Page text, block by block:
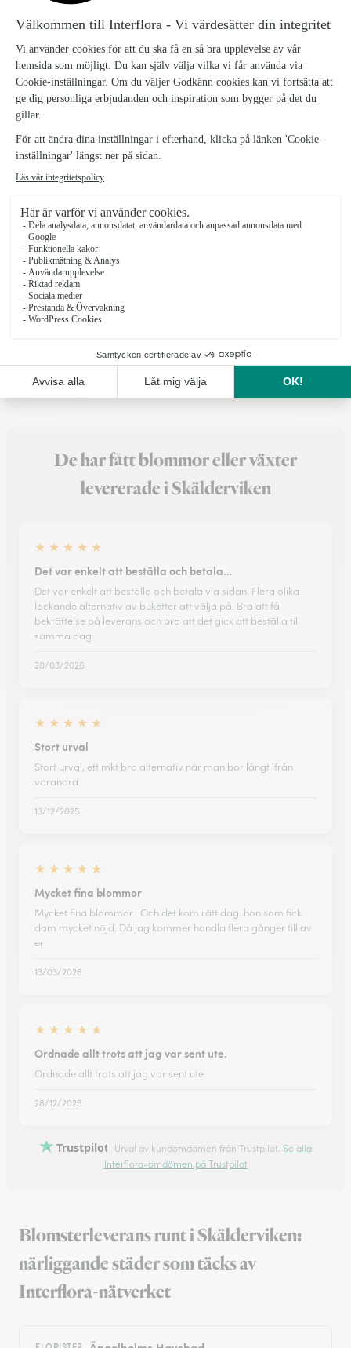
★★★★★4.7 (41)
Rosenslundsvägen 9
Se butiken
Flowernail by Maywis
Klippan
★★★★★1 (1)
Järnvägsgatan 32
Se butiken
Se alla blombutiker
De har fått blommor eller växter
levererade i Skälderviken
★ ★ ★ ★ ★
Det var enkelt att beställa och betala…
Det var enkelt att beställa och betala via sidan. Flera olika
lockande alternativ av buketter att välja på. Bra att få
bekräftelse på leverans och bra att det gick att beställa till
samma dag.
20/03/2026
★ ★ ★ ★ ★
Stort urval
Stort urval, ett mkt bra alternativ när man bor långt ifrån
varandra
13/12/2025
★ ★ ★ ★ ★
Mycket fina blommor
Mycket fina blommor . Och det kom rätt dag..hon som fick
dom mycket nöjd. Då jag kommer handla flera gånger till av
er
13/03/2026
★ ★ ★ ★ ★
Ordnade allt trots att jag var sent ute.
Ordnade allt trots att jag var sent ute.
28/12/2025
Trustpilot Urval av kundomdömen från Trustpilot. Se alla
Interflora-omdömen på Trustpilot
Blomsterleverans runt i Skälderviken:
närliggande städer som täcks av
Interflora-nätverket